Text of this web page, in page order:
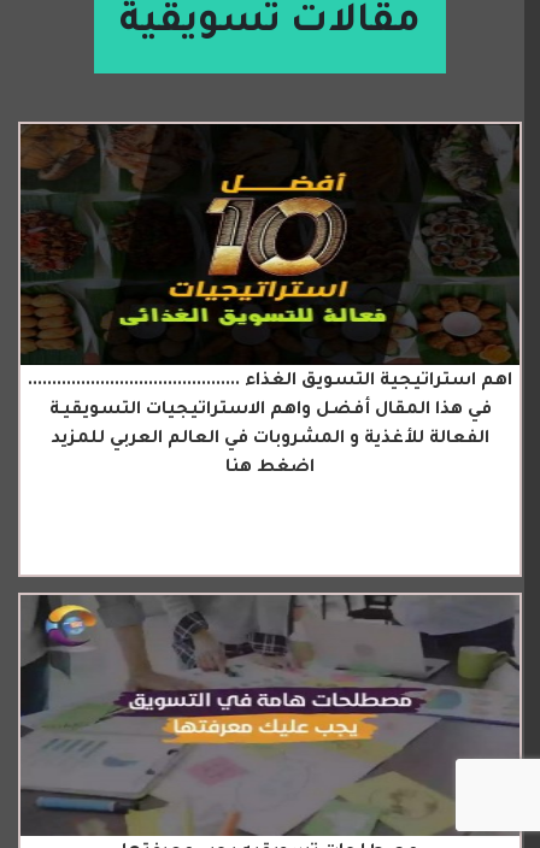
مقالات تسويقية
اهم استراتيجية التسويق الغذاء ............................................
في هذا المقال أفضل واهم الاستراتيجيات التسويقيـة
الفعالة للأغذية و المشروبات في العالم العربي للمزيد
اضغط هنا